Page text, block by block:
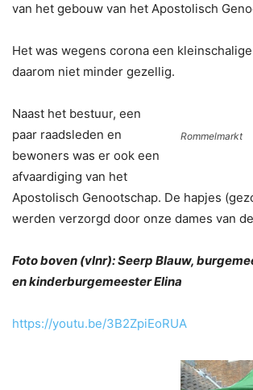
van het gebouw van het Apostolisch
Het was wegens corona een
daarom niet minder gezellig.
Rommelmarkt
Naast het bestuur, een
paar raadsleden en
bewoners was er ook een
afvaardiging van het
Apostolisch Genootschap. De hapjes
werden verzorgd door onze dames van
Foto boven (vlnr): Seerp Blauw,
en kinderburgemeester Elina
https://youtu.be/3B2ZpiEoRUA